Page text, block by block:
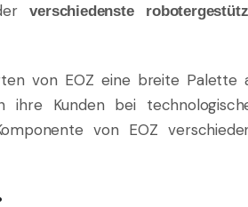
verschiedenste
von EOZ eine breite Palette
ihre Kunden bei
von EOZ